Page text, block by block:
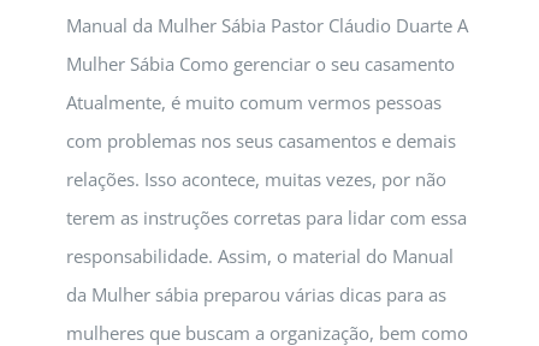
Manual da Mulher Sábia Pastor Cláudio Duarte A
Mulher Sábia Como gerenciar o seu casamento
Atualmente, é muito comum vermos pessoas
com problemas nos seus casamentos e demais
relações. Isso acontece, muitas vezes, por não
terem as instruções corretas para lidar com essa
responsabilidade. Assim, o material do Manual
da Mulher sábia preparou várias dicas para as
mulheres que buscam a organização, bem como